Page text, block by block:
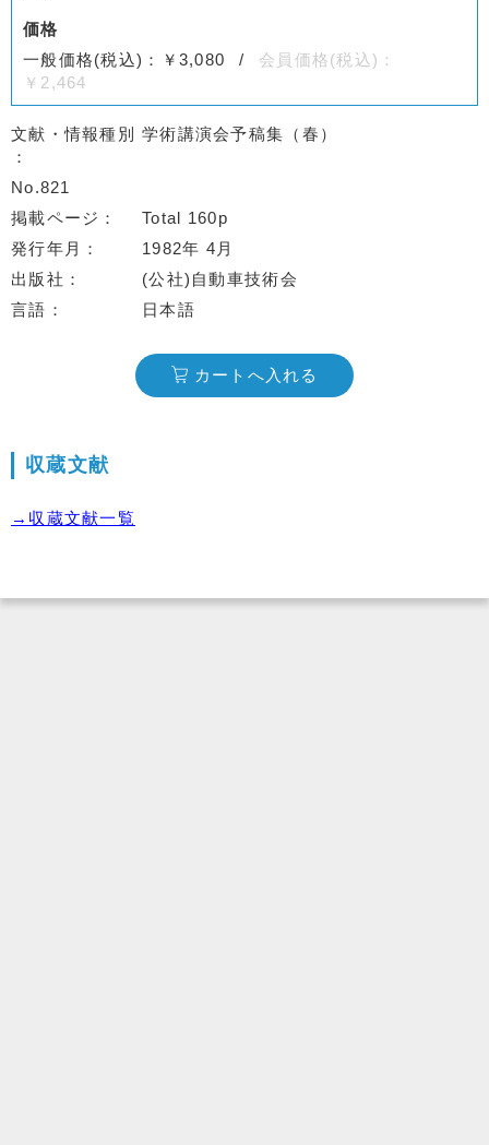
価格
一般価格(税込)：￥3,080
会員価格(税込)：
￥2,464
文献・情報種別 学術講演会予稿集（春）
No.821
掲載ページ
Total 160p
発行年月
1982年 4月
出版社
(公社)自動車技術会
言語
日本語
カートへ入れる
収蔵文献
→収蔵文献一覧